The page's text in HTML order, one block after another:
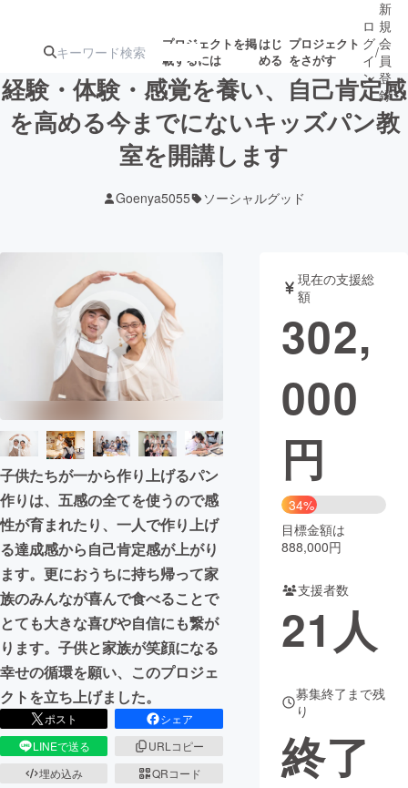
プロジェクトを掲
載するには
はじ
める
プロジェクト
をさがす
注目のリ 注目の新着プロ
ジェクト
募集終了が近いプ
ロジェクト
テクノロジー・ガジェット
映像・映画 書籍・雑誌
ビジネス・起業 チャレンジ
まちづくり・地域活性化
CAMPFIRE for Social Good
CAMPFIRE Creation
CAMPFIREふるさと納税machi-ya コミュニティ
ロ
グ
イ
ン
/
新
規
会
員
登
録
経験・体験・感覚を養い、自己肯定感
を高める今までにないキッズパン教
室を開講します
Goenya5055 ソーシャルグッド
子供たちが一から作り上げるパン
作りは、五感の全てを使うので感
性が育まれたり、一人で作り上げ
る達成感から自己肯定感が上がり
ます。更におうちに持ち帰って家
族のみんなが喜んで食べることで
とても大きな喜びや自信にも繋が
ります。子供と家族が笑顔になる
幸せの循環を願い、このプロジェ
クトを立ち上げました。
ポスト
シェア
LINEで送る
URLコピー
埋め込み
QRコード
現在の支援総
額
302,
000
円
34%
目標金額は
888,000円
支援者数
21 人
募集終了まで残
り
終了